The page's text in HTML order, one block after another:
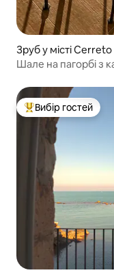
Зруб у місті Cerreto
Шале на пагорбі з
Топ вибір гостей
Вибір гостей